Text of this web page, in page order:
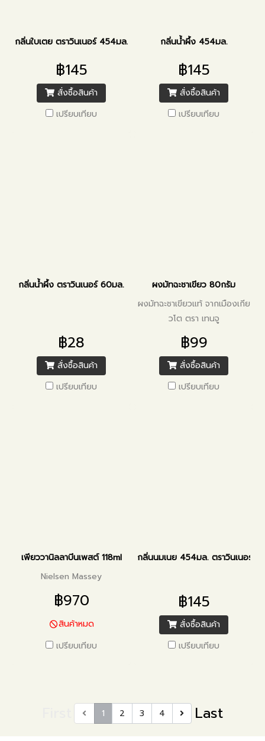
กลิ่นใบเตย ตราวินเนอร์ 454มล.
฿145
สั่งซื้อสินค้า
เปรียบเทียบ
กลิ่นน้ำผึ้ง 454มล.
฿145
สั่งซื้อสินค้า
เปรียบเทียบ
กลิ่นน้ำผึ้ง ตราวินเนอร์ 60มล.
฿28
สั่งซื้อสินค้า
เปรียบเทียบ
ผงมัทฉะชาเขียว 80กรัม
ผงมัทฉะชาเขียวแท้ จากเมืองเกีย
วโต ตรา เทนจู
฿99
สั่งซื้อสินค้า
เปรียบเทียบ
เพียววานิลลาบีนเพสต์ 118ml
Nielsen Massey
฿970
สินค้าหมด
เปรียบเทียบ
กลิ่นนมเนย 454มล. ตราวินเนอร์
฿145
สั่งซื้อสินค้า
เปรียบเทียบ
1 2 3 4 Last